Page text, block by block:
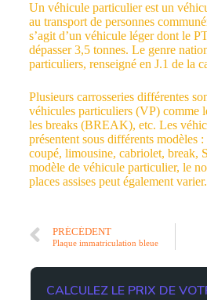
Un véhicule particulier est un
au transport de personnes
s’agit d’un véhicule léger dont le
dépasser 3,5 tonnes. Le genre
particuliers, renseigné en J.1 de la
Plusieurs carrosseries différentes
véhicules particuliers (VP) comme
les breaks (BREAK), etc. Les
présentent sous différents modèles
coupé, limousine, cabriolet, break,
modèle de véhicule particulier, le
places assises peut également varier.
PRÉCÉDENT
Plaque immatriculation bleue
CALCULEZ LE PRIX DE